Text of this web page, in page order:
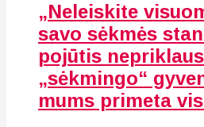
„Neleiskite
savo sėkmės
pojūtis
„sėkmingo“
mums primeta